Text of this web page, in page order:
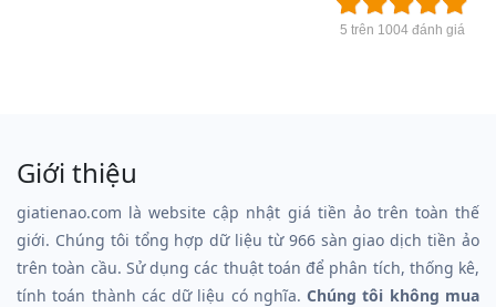
5 trên 1004 đánh giá
Giới thiệu
giatienao.com là website cập nhật giá tiền ảo trên toàn thế
giới. Chúng tôi tổng hợp dữ liệu từ 966 sàn giao dịch tiền ảo
trên toàn cầu. Sử dụng các thuật toán để phân tích, thống kê,
tính toán thành các dữ liệu có nghĩa.Chúng tôi không mua